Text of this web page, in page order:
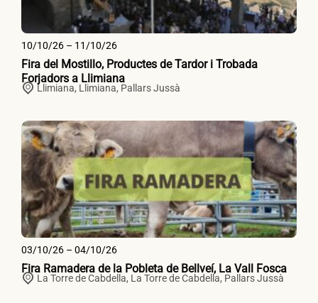
10/10/26 – 11/10/26
Fira del Mostillo, Productes de Tardor i Trobada
Forjadors a Llimiana
Llimiana, Llimiana, Pallars Jussà
03/10/26 – 04/10/26
Fira Ramadera de la Pobleta de Bellveí, La Vall Fosca
La Torre de Cabdella, La Torre de Cabdella, Pallars Jussà